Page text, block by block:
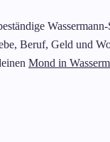
Wassermann-
Beruf, Geld und
Mond in